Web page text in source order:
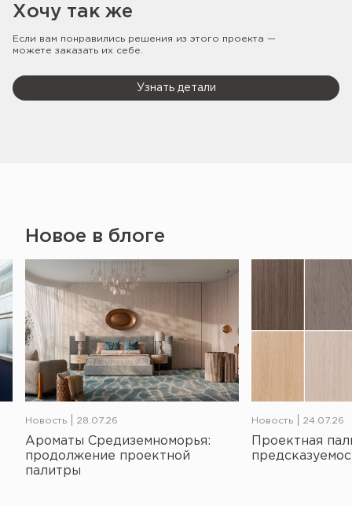
Хочу так же
Если вам понравились решения из этого проекта —
можете заказать их себе.
Узнать детали
Новое в блоге
Новость 28.07.26
Ароматы Средиземноморья:
продолжение проектной
палитры
Новость 24.07.26
Проектная